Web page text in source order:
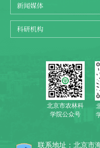
新闻媒体
科研机构
北京市农林科
学院公众号
联系地址：北京市